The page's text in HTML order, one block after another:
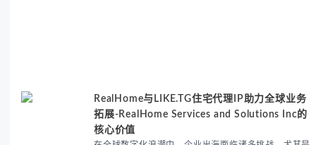
RealHome与LIKE.TG住宅代理IP助力全球业务
拓展-RealHome Services and Solutions Inc的
核心价值